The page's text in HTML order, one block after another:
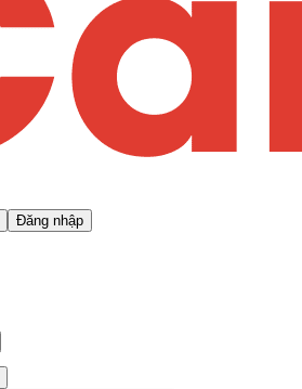
Đăng nhập